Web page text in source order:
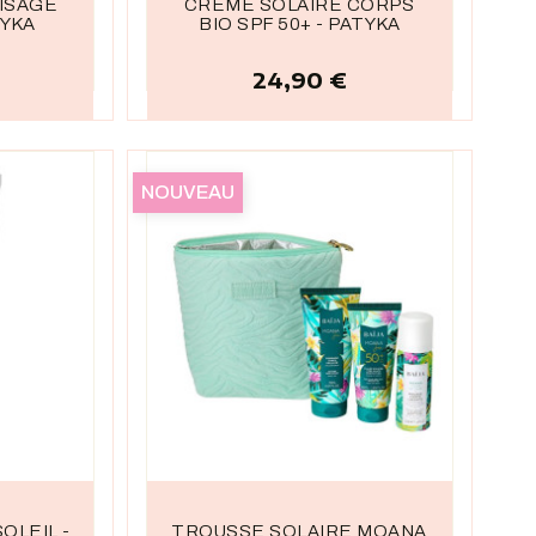
CRÈME SOLAIRE CORPS
BIO SPF 50+ - PATYKA
Prix
24,90 €
-
TROUSSE SOLAIRE MOANA
NOUVEAU